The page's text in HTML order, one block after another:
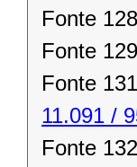
Fonte
Fonte
Fonte
11.091 /
Fonte